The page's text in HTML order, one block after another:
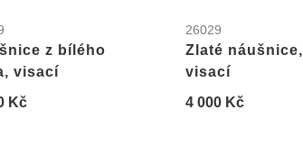
z bílého
visací
Kč
26029
Zlaté náušnice,
visací
4 000 Kč